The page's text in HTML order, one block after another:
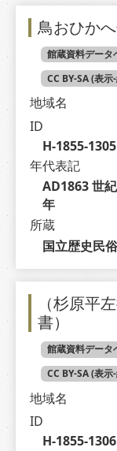
鳥おひか
館蔵資料データ
CC BY-SA (表
地域名
ID
H-1855-1305
年代表記
AD1863 世
年
所蔵
国立歴史民
（杉原平
書）
館蔵資料データ
CC BY-SA (表
地域名
ID
H-1855-1306